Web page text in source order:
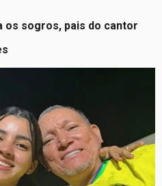
os sogros, pais do cantor